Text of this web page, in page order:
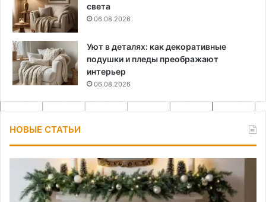
света
06.08.2026
Уют в деталях: как декоративные
подушки и пледы преображают
интерьер
06.08.2026
НОВЫЕ СТАТЬИ